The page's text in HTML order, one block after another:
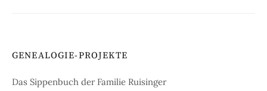
GENEALOGIE-PROJEKTE
Das Sippenbuch der Familie Ruisinger